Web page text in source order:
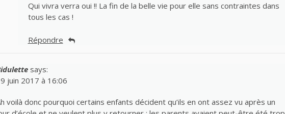
Qui vivra verra oui !! La fin de la belle vie pour elle sans contraintes dans
tous les cas !
Répondre
says:
juin 2017 à 16:06
voilà donc pourquoi certains enfants décident qu’ils en ont assez vu après un